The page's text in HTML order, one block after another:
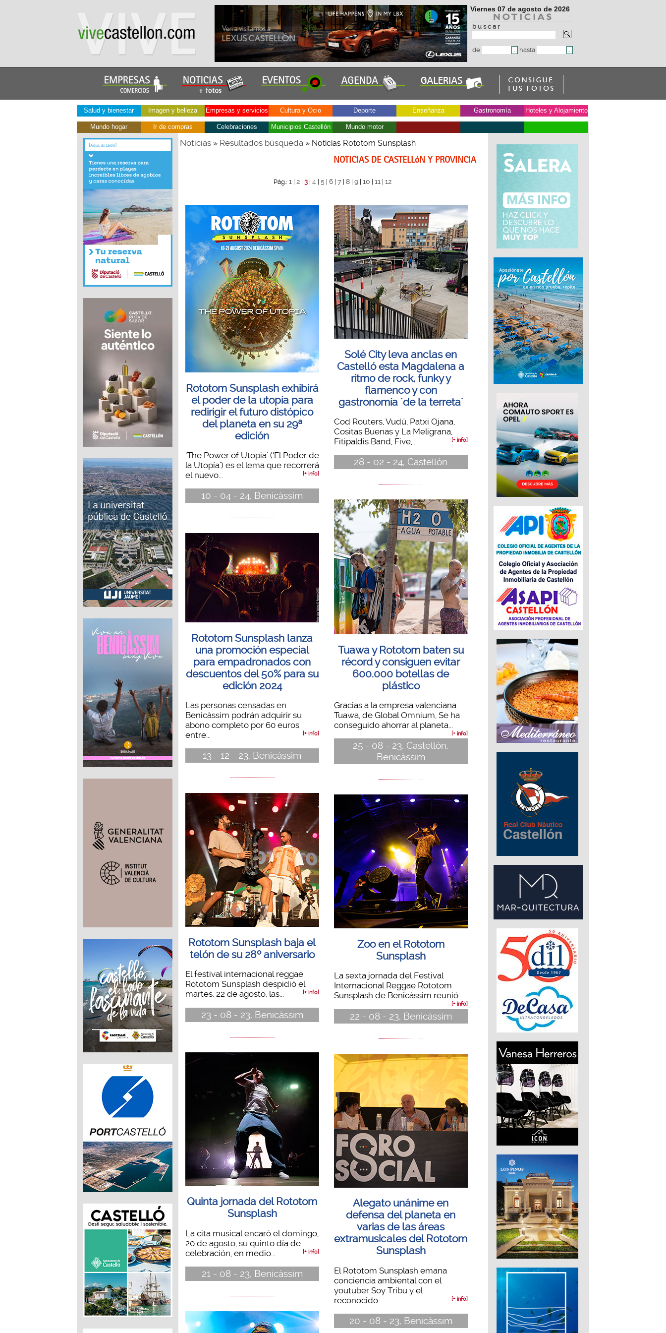
Viernes 07 de agosto de 2026
b u s c a r
de hasta
Salud y bienestar Imagen y belleza Empresas y servicios Cultura y Ocio Deporte Enseñanza Gastronomía Hoteles y Alojamiento
Mundo hogar Ir de compras Celebraciones Municipios Castellón Mundo motor
Noticias» Resultados búsqueda» Noticias Rototom Sunsplash
NOTICIAS DE CASTELLóN Y PROVINCIA
Pág.: 1 2 3 4 5 6 7 8 9 10 11 12
Rototom Sunsplash exhibirá
el poder de la utopía para
redirigir el futuro distópico
del planeta en su 29ª
edición
‘The Power of Utopia’ (‘El Poder de
la Utopía’) es el lema que recorrerá
el nuevo...
[+ info]
10 - 04 - 24, Benicàssim
Rototom Sunsplash lanza
una promoción especial
para empadronados con
descuentos del 50% para su
edición 2024
Las personas censadas en
Benicàssim podrán adquirir su
abono completo por 60 euros
entre...
[+ info]
13 - 12 - 23, Benicàssim
Rototom Sunsplash baja el
telón de su 28º aniversario
El festival internacional reggae
Rototom Sunsplash despidió el
martes, 22 de agosto, las...
[+ info]
23 - 08 - 23, Benicàssim
Quinta jornada del Rototom
Sunsplash
La cita musical encaró el domingo,
20 de agosto, su quinto día de
celebración, en medio...
[+ info]
21 - 08 - 23, Benicàssim
Solé City leva anclas en
Castelló esta Magdalena a
ritmo de rock, funky y
flamenco y con
gastronomía ´de la terreta´
Cod Routers, Vudú, Patxi Ojana,
Cositas Buenas y La Meligrana,
Fitipaldis Band, Five,...
[+ info]
28 - 02 - 24, Castellón
Tuawa y Rototom baten su
récord y consiguen evitar
600.000 botellas de
plástico
Gracias a la empresa valenciana
Tuawa, de Global Omnium, Se ha
conseguido ahorrar al planeta...
[+ info]
25 - 08 - 23, Castellón,
Benicàssim
Zoo en el Rototom
Sunsplash
La sexta jornada del Festival
Internacional Reggae Rototom
Sunsplash de Benicàssim reunió...
[+ info]
22 - 08 - 23, Benicàssim
Alegato unánime en
defensa del planeta en
varias de las áreas
extramusicales del Rototom
Sunsplash
El Rototom Sunsplash emana
conciencia ambiental con el
youtuber Soy Tribu y el
reconocido...
[+ info]
20 - 08 - 23, Benicàssim